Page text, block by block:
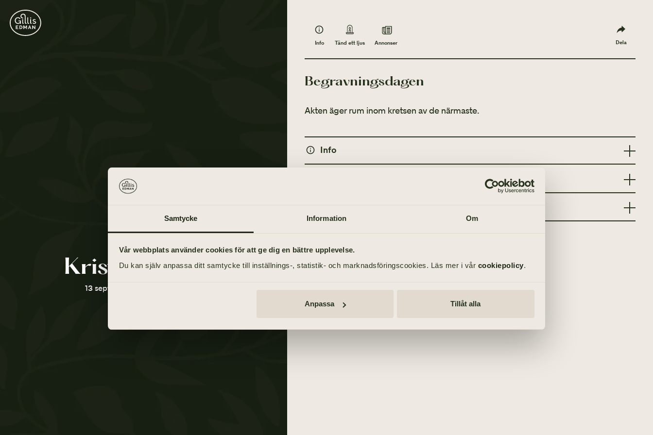
Samtycke Information Om
Vår webbplats använder cookies för att ge dig en bättre upplevelse.
Du kan själv anpassa ditt samtycke till inställnings-, statistik- och marknadsföringscookies. Läs mer i vår cookiepolicy.
Anpassa Tillåt alla
Krister Nilsson
13 september 1943 - 2 april 2021
Info Tänd ett ljus Annonser Dela
Begravningsdagen
Akten äger rum inom kretsen av de närmaste.
Info
Göteborgs-Posten
18 april 2021